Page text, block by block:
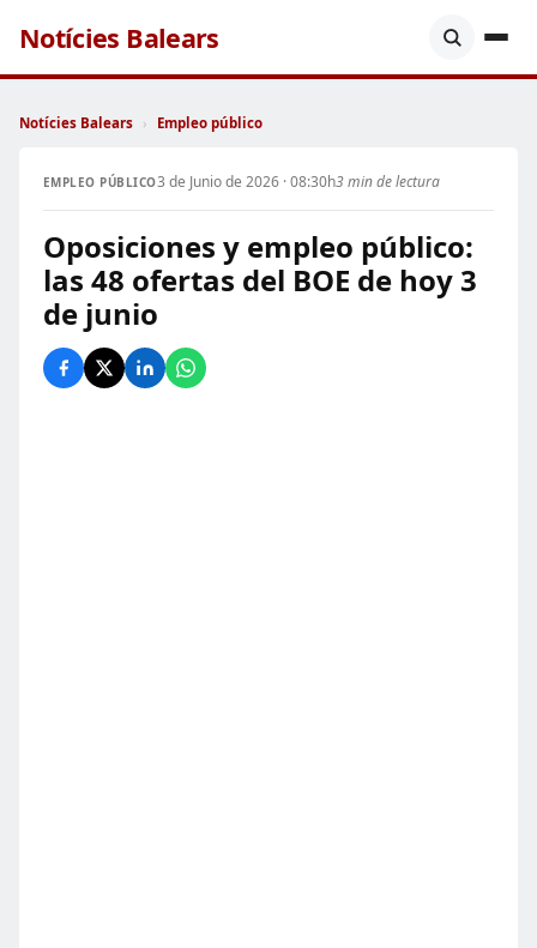
Notícies Balears
Notícies Balears › Empleo público
EMPLEO PÚBLICO3 de Junio de 2026 · 08:30h3 min de lectura
Oposiciones y empleo público:
las 48 ofertas del BOE de hoy 3
de junio